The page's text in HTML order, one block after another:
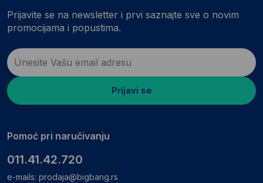
Prijavite se na newsletter i prvi saznajte sve o novim
promocijama i popustima.
Prijavi se
Pomoć pri naručivanju
011.41.42.720
e-mails: prodaja@bigbang.rs